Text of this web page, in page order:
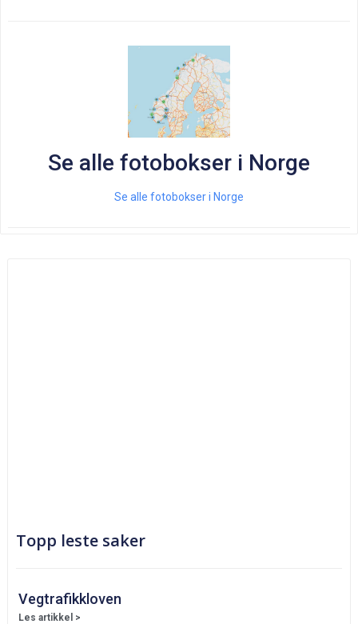
Se alle fotobokser i Norge
Se alle fotobokser i Norge
Topp leste saker
Vegtrafikkloven
Les artikkel >